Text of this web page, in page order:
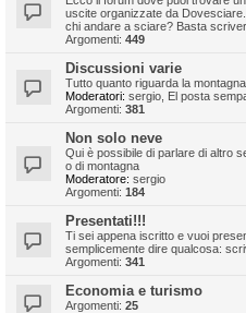
uscite organizzate da
chi andare a sciare? Basta
Argomenti: 449
Discussioni varie
Tutto quanto riguarda la
Moderatori: sergio El posta
Argomenti: 381
Non solo neve
Qui è possibile di parlare di altro
o di montagna
Moderatore: sergio
Argomenti: 184
Presentati!!!
Ti sei appena iscritto e vuoi
semplicemente dire qualcosa:
Argomenti: 341
Economia e turismo
Argomenti: 25